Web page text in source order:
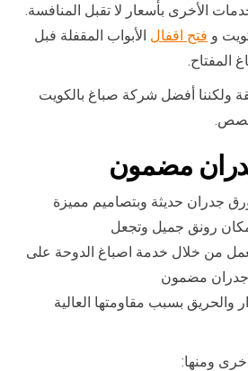
الأخرى بأسعار لا تقبل المنافسة.
و فتح اقفال الأبواب المقفلة فبل
المفتاح.
ولكننا أفضل شركة صباغ بالكويت
مضمون
جدران حديثة وبتصاميم مميزة
من خلال خدمة اصباغ الدوحة على
جدران مضمون
بسبب مقاومتها العالية
ومنها: